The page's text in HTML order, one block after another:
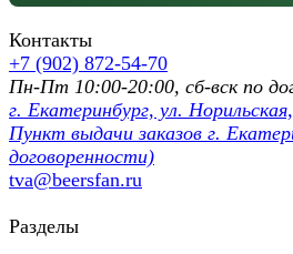
Контакты
+7 (902) 872-54-70
Пн-Пт 10:00-20:00, сб-вск по
г. Екатеринбург, ул.
Пункт выдачи заказов г.
договоренности)
tva@beersfan.ru
Разделы